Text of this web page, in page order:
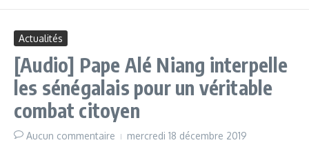
Actualités
[Audio] Pape Alé Niang interpelle
les sénégalais pour un véritable
combat citoyen
Aucun commentaire mercredi 18 décembre 2019